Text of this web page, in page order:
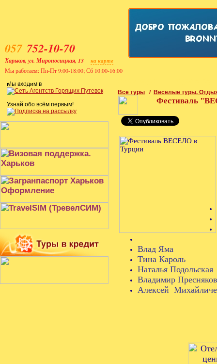
057 752-10-70
Харьков, ул. Мироносицкая, 13 на карте
Мы работаем: Пн-Пт 9:00-18:00; Сб 10:00-16:00
Главная
Мы входим в
Узнай обо всём первым!
Все туры / Весёлые туры.
Фестиваль
Влад Яма
Тина Кароль
Наталья Подольская
Владимир Пресняков
Алексей